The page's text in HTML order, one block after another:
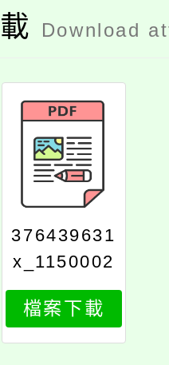
Download
376439631
x_1150002
854_attach
1
檔案下載